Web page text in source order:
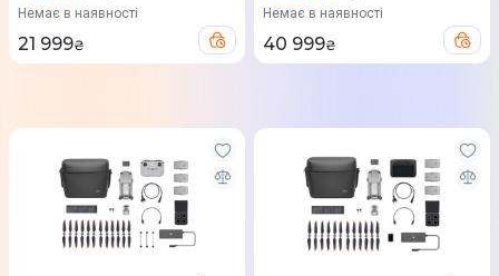
Немає в наявності
21 999₴
Немає в наявності
40 999₴